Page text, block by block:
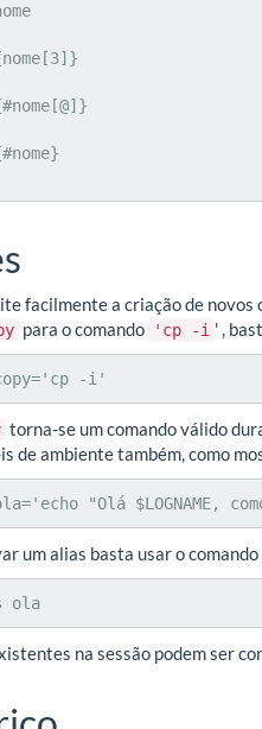
facilmente a criação de novos
para o comando 'cp -i ' ,
-i'
torna-se um comando válido
de ambiente também, como
"Olá $LOGNAME,
um alias basta usar o comando
ola
na sessão podem ser